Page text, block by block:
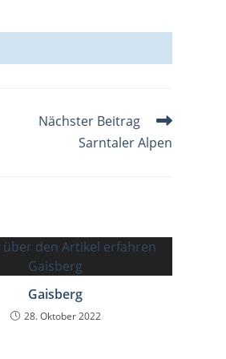
Nächster Beitrag
Sarntaler Alpen
Gaisberg
28. Oktober 2022